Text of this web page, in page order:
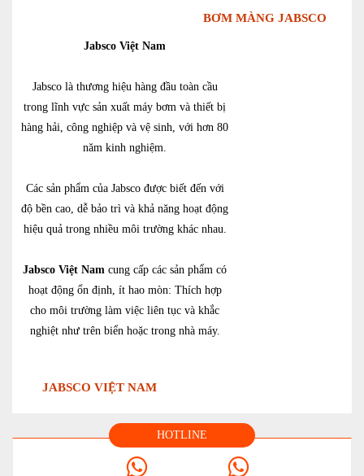
BƠM MÀNG JABSCO
Jabsco Việt Nam
Jabsco là thương hiệu hàng đầu toàn cầu
trong lĩnh vực sản xuất máy bơm và thiết bị
hàng hải, công nghiệp và vệ sinh, với hơn 80
năm kinh nghiệm.
Các sản phẩm của Jabsco được biết đến với
độ bền cao, dễ bảo trì và khả năng hoạt động
hiệu quả trong nhiều môi trường khác nhau.
Jabsco Việt Nam cung cấp các sản phẩm có
hoạt động ổn định, ít hao mòn: Thích hợp
cho môi trường làm việc liên tục và khắc
nghiệt như trên biển hoặc trong nhà máy.
JABSCO VIỆT NAM
HOTLINE